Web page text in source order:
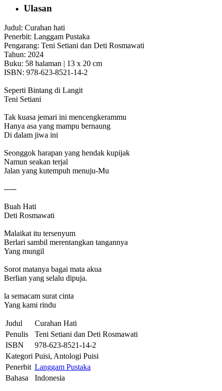
Ulasan
Judul: Curahan hati
Penerbit: Langgam Pustaka
Pengarang: Teni Setiani dan Deti Rosmawati
Tahun: 2024
Buku: 58 halaman | 13 x 20 cm
ISBN: 978-623-8521-14-2
Seperti Bintang di Langit
Teni Setiani
Tak kuasa jemari ini mencengkerammu
Hanya asa yang mampu bernaung
Di dalam jiwa ini
Seonggok harapan yang hendak kupijak
Namun seakan terjal
Jalan yang kutempuh menuju-Mu
-----
Buah Hati
Deti Rosmawati
Malaikat itu tersenyum
Berlari sambil merentangkan tangannya
Yang mungil
Sorot matanya bagai mata akua
Berlian yang selalu dipuja.
la semacam surat cinta
Yang kami rindu
Judul
Curahan Hati
Penulis
Teni Setiani dan Deti Rosmawati
ISBN
978-623-8521-14-2
Kategori Puisi, Antologi Puisi
Penerbit Langgam Pustaka
Bahasa
Indonesia